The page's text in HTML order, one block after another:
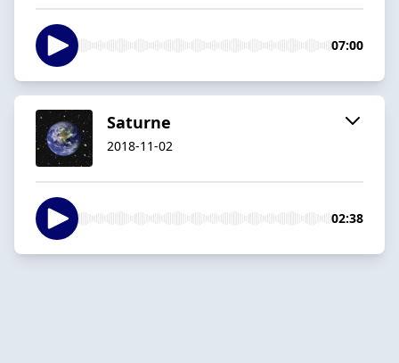
07:00
Saturne
2018-11-02
02:38